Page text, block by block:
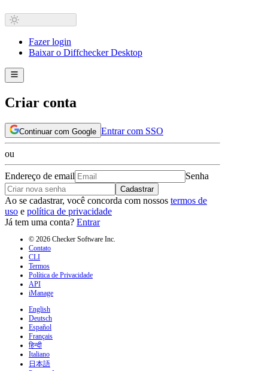
Fazer login
Baixar o Diffchecker Desktop
Criar conta
Continuar com Google Entrar com SSO
ou
Endereço de email Senha
Cadastrar
Ao se cadastrar, você concorda com nossos termos de
uso e política de privacidade
Já tem uma conta? Entrar
© 2026 Checker Software Inc.
Contato
CLI
Termos
Política de Privacidade
API
iManage
English
Deutsch
Español
Français
हिन्दी
Italiano
日本語